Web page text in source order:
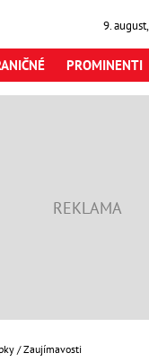
9. august,
PROMINENTI
Zaujímavosti